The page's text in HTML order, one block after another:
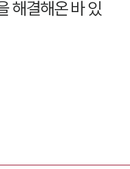
해결해온 바 있